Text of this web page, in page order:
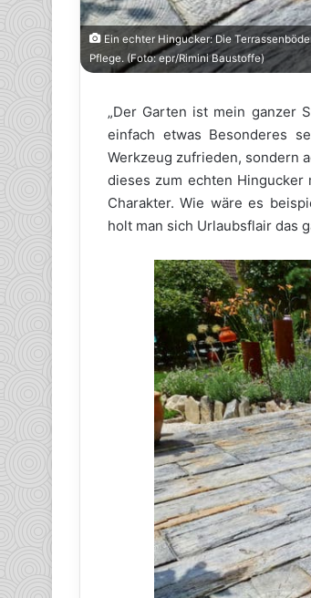
Ein echter Hingucker: Die
Pflege. (Foto: epr/Rimini Baustoffe)
„Der Garten ist mein ganzer
einfach etwas Besonderes
Werkzeug zufrieden, sondern
dieses zum echten
Charakter. Wie wäre es
holt man sich Urlaubsflair das